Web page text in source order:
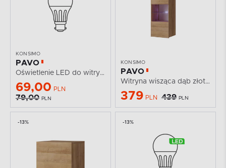
KONSIMO
PAVO
Oświetlenie LED do witryny i komody z witryną...
69,00 PLN
79,00 PLN
KONSIMO
PAVO
Witryna wisząca dąb złoty z podświetleniem
379 PLN 439 PLN
-13% -13%